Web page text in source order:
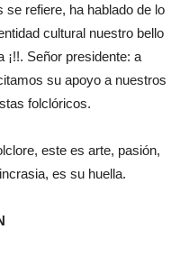
se refiere, ha hablado de lo
cultural nuestro bello
¡!!. Señor presidente: a
su apoyo a nuestros
folclóricos.
este es arte, pasión,
es su huella.